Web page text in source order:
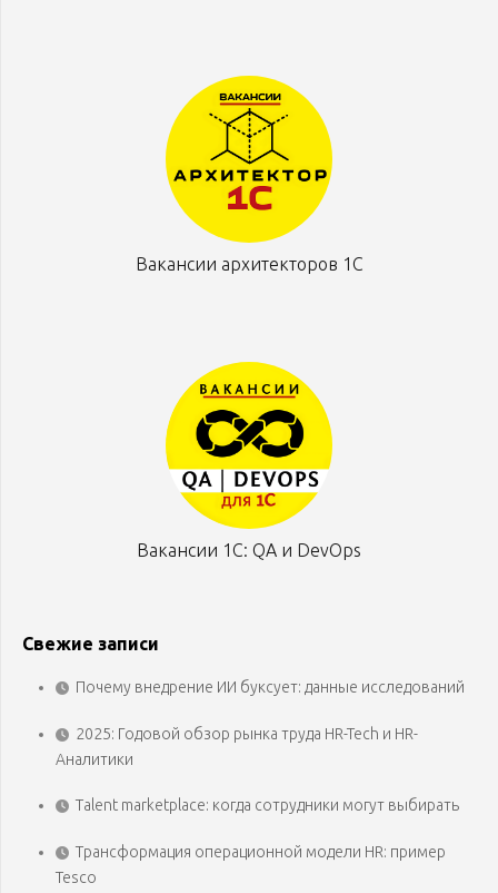
Вакансии архитекторов 1С
Вакансии 1С: QA и DevOps
Свежие записи
Почему внедрение ИИ буксует: данные исследований
2025: Годовой обзор рынка труда HR-Tech и HR-
Аналитики
Talent marketplace: когда сотрудники могут выбирать
Трансформация операционной модели HR: пример
Tesco